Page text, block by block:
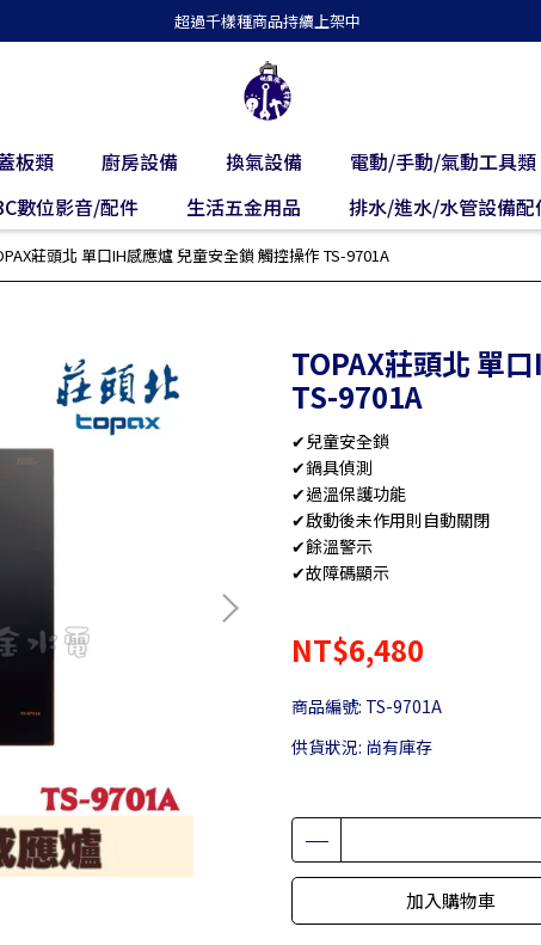
超過千樣種商品持續上架中
板類 廚房設備 換氣設備 電動/手動/氣動工具類
數位影音/配件
生活五金用品 排水/進水/水管設備配
莊頭北 單口IH感應爐 兒童安全鎖 觸控操作 TS-9701A
TOPAX莊頭北 單
TS-9701A
✔兒童安全鎖
✔鍋具偵測
✔過溫保護功能
✔啟動後未作用則自動關閉
✔餘溫警示
✔故障碼顯示
NT$6,480
商品編號: TS-9701A
供貨狀況: 尚有庫存
加入購物車